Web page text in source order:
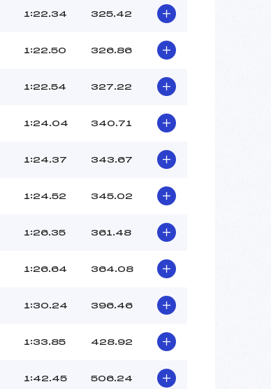
1:22.34 325.42
1:22.50 326.86
1:22.54 327.22
1:24.04 340.71
1:24.37 343.67
1:24.52 345.02
1:26.35 361.48
1:26.64 364.08
1:30.24 396.46
1:33.85 428.92
1:42.45 506.24